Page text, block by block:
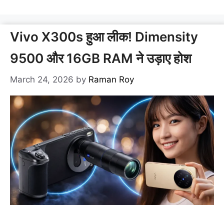
Vivo X300s हुआ लीक! Dimensity
9500 और 16GB RAM ने उड़ाए होश
March 24, 2026 by Raman Roy